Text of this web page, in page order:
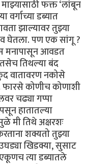
माझ्यासाठी फक्त ‘लांबून
वर्गाच्या डब्यात
झाल्यावर तुझ्या
घेतला. पण एक सांगू ?
मनापासून आवडत
तिथल्या बंद
वातावरण नकोसे
फारसे कोणीच कोणाशी
चढ्या गप्पा
हातातल्या
मी तिथे अक्षरशः
शक्यतो तुझ्या
खिडक्या, सुसाट
त्या डब्यातले